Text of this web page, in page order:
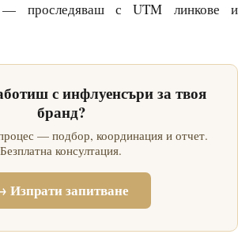
проследяваш с UTM линкове и
с инфлуенсъри за твоя
бранд?
— подбор, координация и отчет.
Безплатна консултация.
Изпрати запитване